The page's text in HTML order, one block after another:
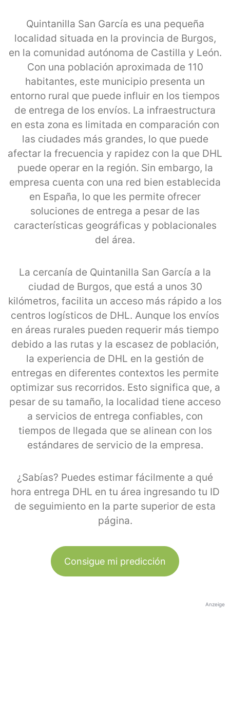
Quintanilla San García es una pequeña
localidad situada en la provincia de Burgos,
en la comunidad autónoma de Castilla y León.
Con una población aproximada de 110
habitantes, este municipio presenta un
entorno rural que puede influir en los tiempos
de entrega de los envíos. La infraestructura
en esta zona es limitada en comparación con
las ciudades más grandes, lo que puede
afectar la frecuencia y rapidez con la que DHL
puede operar en la región. Sin embargo, la
empresa cuenta con una red bien establecida
en España, lo que les permite ofrecer
soluciones de entrega a pesar de las
características geográficas y poblacionales
del área.
La cercanía de Quintanilla San García a la
ciudad de Burgos, que está a unos 30
kilómetros, facilita un acceso más rápido a los
centros logísticos de DHL. Aunque los envíos
en áreas rurales pueden requerir más tiempo
debido a las rutas y la escasez de población,
la experiencia de DHL en la gestión de
entregas en diferentes contextos les permite
optimizar sus recorridos. Esto significa que, a
pesar de su tamaño, la localidad tiene acceso
a servicios de entrega confiables, con
tiempos de llegada que se alinean con los
estándares de servicio de la empresa.
¿Sabías? Puedes estimar fácilmente a qué
hora entrega DHL en tu área ingresando tu ID
de seguimiento en la parte superior de esta
página.
Consigue mi predicción
Anzeige